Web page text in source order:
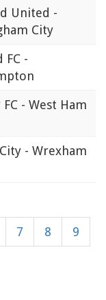
United -
City
FC -
- West Ham
- Wrexham
7 8 9